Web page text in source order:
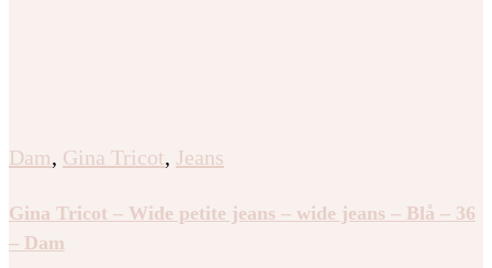
Dam, Gina Tricot, Jeans
Gina Tricot – Wide petite jeans – wide jeans – Blå – 36
– Dam